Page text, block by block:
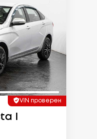
VIN проверен
I